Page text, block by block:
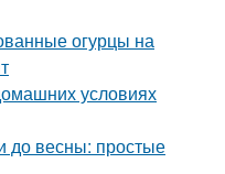
огурцы на
условиях
до весны: простые